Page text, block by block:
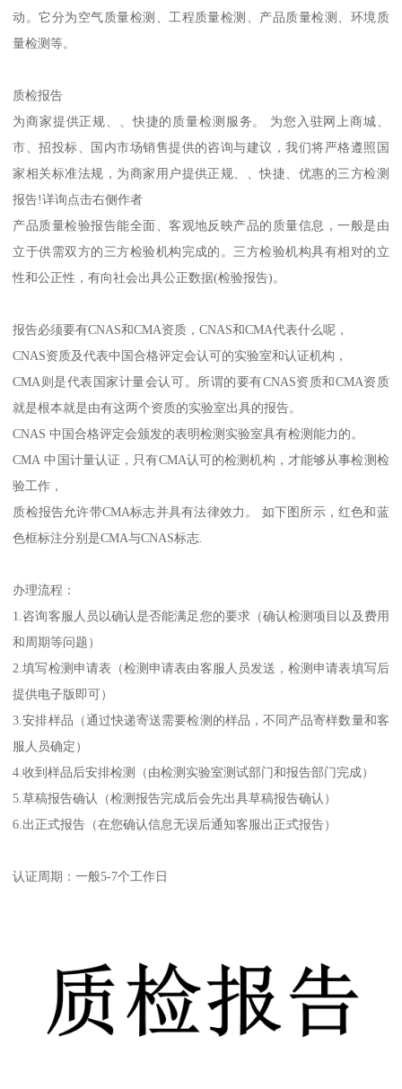
动。它分为空气质量检测、工程质量检测、产品质量检测、环境质
量检测等。
质检报告
为商家提供正规、、快捷的质量检测服务。 为您入驻网上商城、
市、招投标、国内市场销售提供的咨询与建议，我们将严格遵照国
家相关标准法规，为商家用户提供正规、、快捷、优惠的三方检测
报告!详询点击右侧作者
产品质量检验报告能全面、客观地反映产品的质量信息，一般是由
立于供需双方的三方检验机构完成的。三方检验机构具有相对的立
性和公正性，有向社会出具公正数据(检验报告)。
报告必须要有CNAS和CMA资质，CNAS和CMA代表什么呢，
CNAS资质及代表中国合格评定会认可的实验室和认证机构，
CMA则是代表国家计量会认可。所谓的要有CNAS资质和CMA资质
就是根本就是由有这两个资质的实验室出具的报告。
CNAS 中国合格评定会颁发的表明检测实验室具有检测能力的。
CMA 中国计量认证，只有CMA认可的检测机构，才能够从事检测检
验工作，
质检报告允许带CMA标志并具有法律效力。 如下图所示，红色和蓝
色框标注分别是CMA与CNAS标志.
办理流程：
1.咨询客服人员以确认是否能满足您的要求（确认检测项目以及费用
和周期等问题）
2.填写检测申请表（检测申请表由客服人员发送，检测申请表填写后
提供电子版即可）
3.安排样品（通过快递寄送需要检测的样品，不同产品寄样数量和客
服人员确定）
4.收到样品后安排检测（由检测实验室测试部门和报告部门完成）
5.草稿报告确认（检测报告完成后会先出具草稿报告确认）
6.出正式报告（在您确认信息无误后通知客服出正式报告）
认证周期：一般5-7个工作日